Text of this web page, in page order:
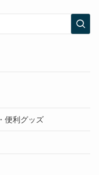
便利グッズ